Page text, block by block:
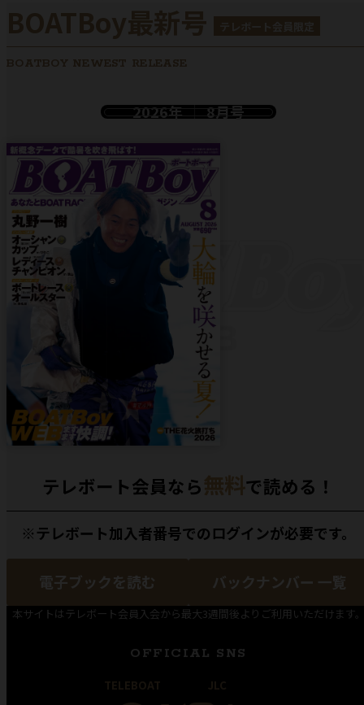
BOATBoy最新号
BOATBOY NEWEST RELEASE
2026年 8月号
テレボート会員なら無料で読める！
※テレボート加入者番号でのログインが必要です。
電子ブックを読む バックナンバー 一覧
本サイトはテレボート会員入会から最大3週間後よりご利用いただけます
OFFICIAL SNS